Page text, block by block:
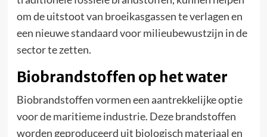
om de uitstoot van broeikasgassen te verlagen en
een nieuwe standaard voor milieubewustzijn in de
sector te zetten.
Biobrandstoffen op het water
Biobrandstoffen vormen een aantrekkelijke optie
voor de maritieme industrie. Deze brandstoffen
worden geproduceerd uit biologisch materiaal en